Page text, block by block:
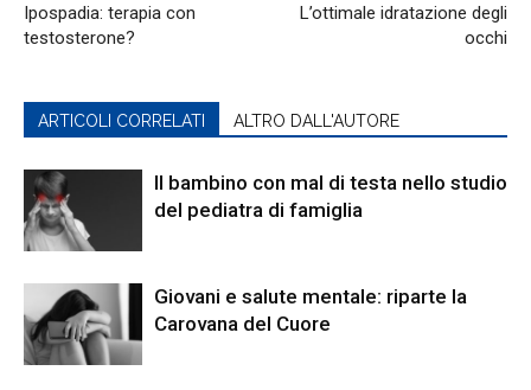
Ipospadia: terapia con
testosterone?
L’ottimale idratazione degli
occhi
ARTICOLI CORRELATI ALTRO DALL'AUTORE
Il bambino con mal di testa nello studio
del pediatra di famiglia
Giovani e salute mentale: riparte la
Carovana del Cuore